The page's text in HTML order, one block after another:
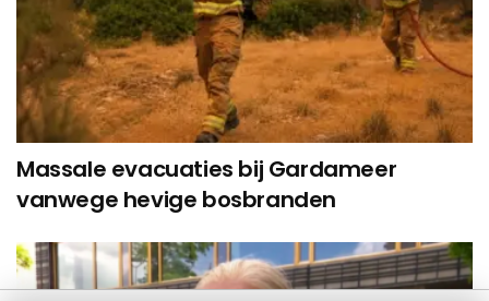
Massale evacuaties bij Gardameer
vanwege hevige bosbranden